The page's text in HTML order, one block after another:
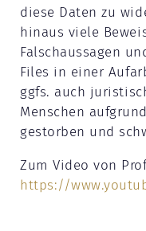
diese Daten zu
hinaus viele
Falschaussagen
Files in einer
ggfs. auch
Menschen
gestorben und
Zum Video von
https://